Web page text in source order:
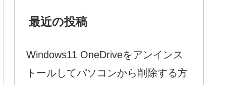
最近の投稿
Windows11 OneDriveをアンインス
トールしてパソコンから削除する方